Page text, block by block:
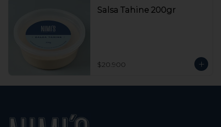
Salsa Tahine 200gr
$20.900